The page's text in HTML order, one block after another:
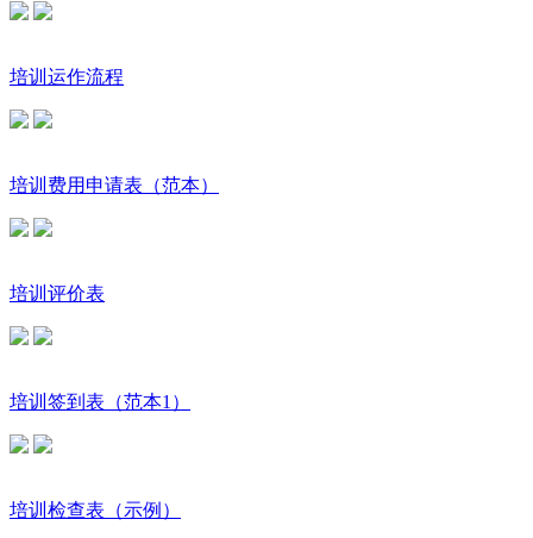
培训运作流程
培训费用申请表（范本）
培训评价表
培训签到表（范本1）
培训检查表（示例）